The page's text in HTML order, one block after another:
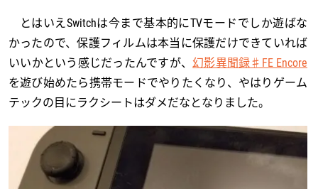
とはいえSwitchは今まで基本的にTVモードでしか遊ばな
かったので、保護フィルムは本当に保護だけできていれば
いいかという感じだったんですが、幻影異聞録♯FE Encore
を遊び始めたら携帯モードでやりたくなり、やはりゲーム
テックの目にラクシートはダメだなとなりました。